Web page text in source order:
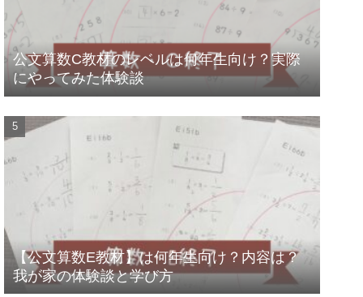
公文算数C教材のレベルは何年生向け？実際
にやってみた体験談
【公文算数E教材】は何年生向け？内容は？
我が家の体験談と学び方